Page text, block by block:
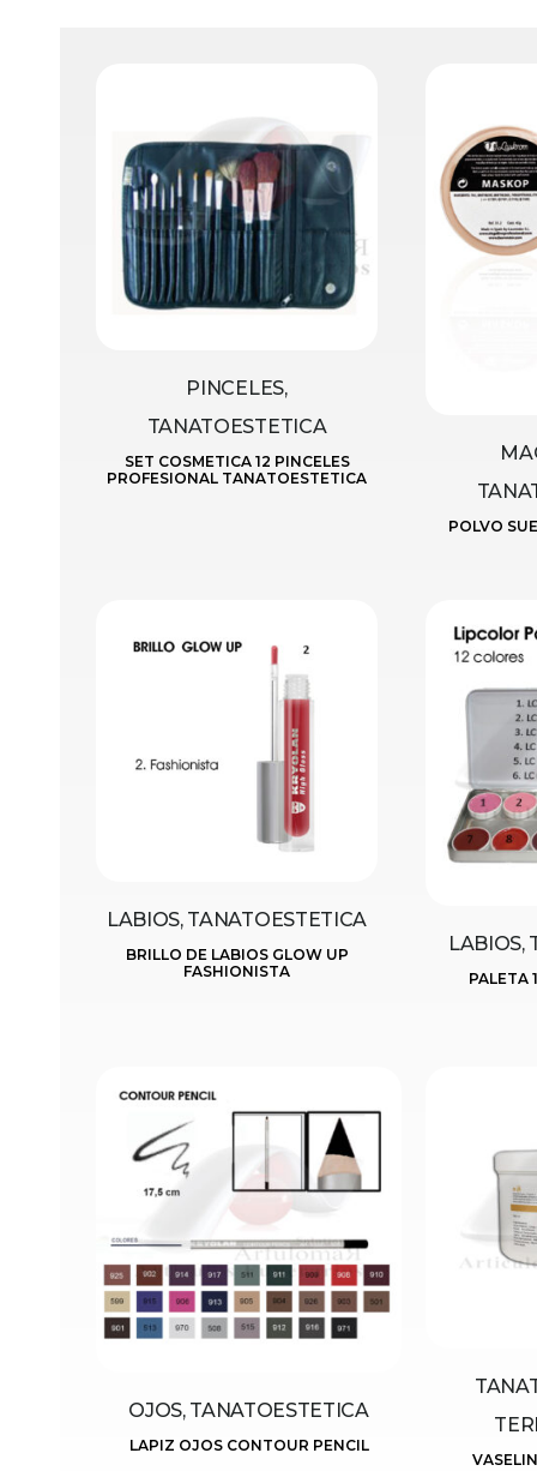
PINCELES,
TANATOESTETICA
SET COSMETICA 12 PINCELES
PROFESIONAL TANATOESTETICA
POLVO
LABIOS, TANATOESTETICA
BRILLO DE LABIOS GLOW UP
FASHIONISTA
LABIOS,
PALETA
OJOS, TANATOESTETICA
LAPIZ OJOS CONTOUR PENCIL